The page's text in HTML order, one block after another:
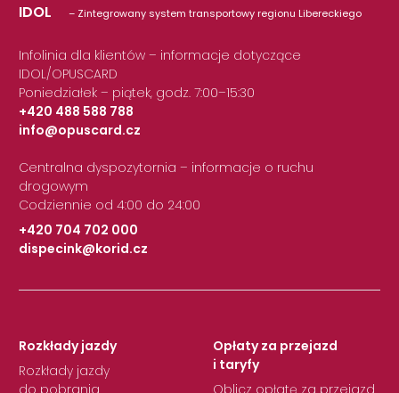
IDOL – Zintegrowany system transportowy regionu Libereckiego
Infolinia dla klientów – informacje dotyczące
IDOL/OPUSCARD
Poniedziałek – piątek, godz. 7:00–15:30
+420 488 588 788
|
info@opuscard.cz
Centralna dyspozytornia – informacje o ruchu
drogowym
Codziennie od 4:00 do 24:00
+420 704 702 000
|
dispecink@korid.cz
Rozkłady jazdy
Rozkłady jazdy
Opłaty za przejazd
i taryfy